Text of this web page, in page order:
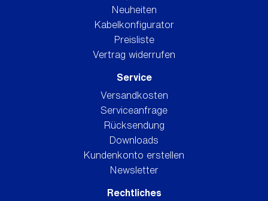
Neuheiten
Kabelkonfigurator
Preisliste
Vertrag widerrufen
Service
Versandkosten
Serviceanfrage
Rücksendung
Downloads
Kundenkonto erstellen
Newsletter
Rechtliches